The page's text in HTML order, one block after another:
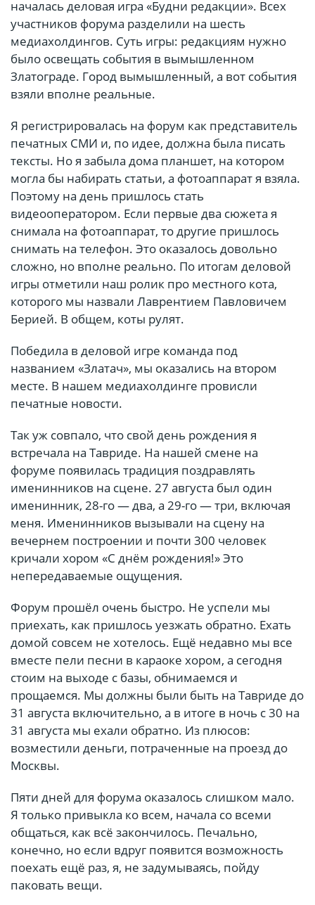
началась деловая игра «Будни редакции». Всех
участников форума разделили на шесть
медиахолдингов. Суть игры: редакциям нужно
было освещать события в вымышленном
Златограде. Город вымышленный, а вот события
взяли вполне реальные.
Я регистрировалась на форум как представитель
печатных СМИ и, по идее, должна была писать
тексты. Но я забыла дома планшет, на котором
могла бы набирать статьи, а фотоаппарат я взяла.
Поэтому на день пришлось стать
видеооператором. Если первые два сюжета я
снимала на фотоаппарат, то другие пришлось
снимать на телефон. Это оказалось довольно
сложно, но вполне реально. По итогам деловой
игры отметили наш ролик про местного кота,
которого мы назвали Лаврентием Павловичем
Берией. В общем, коты рулят.
Победила в деловой игре команда под
названием «Златач», мы оказались на втором
месте. В нашем медиахолдинге провисли
печатные новости.
Так уж совпало, что свой день рождения я
встречала на Тавриде. На нашей смене на
форуме появилась традиция поздравлять
именинников на сцене. 27 августа был один
именинник, 28-го — два, а 29-го — три, включая
меня. Именинников вызывали на сцену на
вечернем построении и почти 300 человек
кричали хором «С днём рождения!» Это
непередаваемые ощущения.
Форум прошёл очень быстро. Не успели мы
приехать, как пришлось уезжать обратно. Ехать
домой совсем не хотелось. Ещё недавно мы все
вместе пели песни в караоке хором, а сегодня
стоим на выходе с базы, обнимаемся и
прощаемся. Мы должны были быть на Тавриде до
31 августа включительно, а в итоге в ночь с 30 на
31 августа мы ехали обратно. Из плюсов:
возместили деньги, потраченные на проезд до
Москвы.
Пяти дней для форума оказалось слишком мало.
Я только привыкла ко всем, начала со всеми
общаться, как всё закончилось. Печально,
конечно, но если вдруг появится возможность
поехать ещё раз, я, не задумываясь, пойду
паковать вещи.